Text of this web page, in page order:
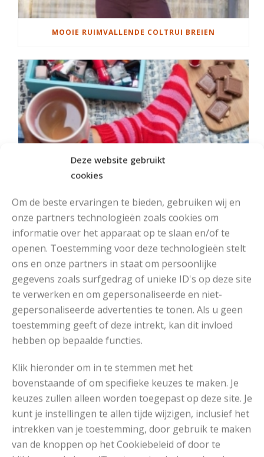
Deze website gebruikt
cookies
Om de beste ervaringen te bieden, gebruiken wij en
onze partners technologieën zoals cookies om
informatie over het apparaat op te slaan en/of te
openen. Toestemming voor deze technologieën stelt
ons en onze partners in staat om persoonlijke
gegevens zoals surfgedrag of unieke ID's op deze site
te verwerken en om gepersonaliseerde en niet-
gepersonaliseerde advertenties te tonen. Als u geen
toestemming geeft of deze intrekt, kan dit invloed
hebben op bepaalde functies.
Klik hieronder om in te stemmen met het
bovenstaande of om specifieke keuzes te maken. Je
keuzes zullen alleen worden toegepast op deze site. Je
kunt je instellingen te allen tijde wijzigen, inclusief het
intrekken van je toestemming, door gebruik te maken
van de knoppen op het Cookiebeleid of door te
MOOIE RUIMVALLENDE COLTRUI BREIEN